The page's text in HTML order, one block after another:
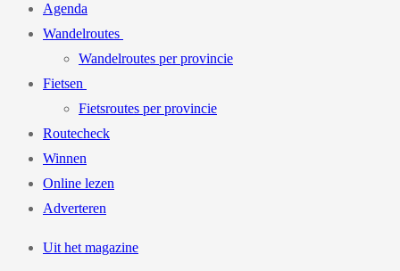
Agenda
Wandelroutes
Wandelroutes per provincie
Fietsen
Fietsroutes per provincie
Routecheck
Winnen
Online lezen
Adverteren
Uit het magazine